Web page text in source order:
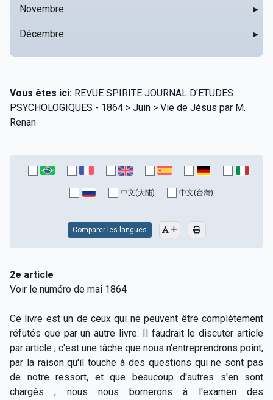
Novembre ▸
Décembre ▸
Vous êtes ici: REVUE SPIRITE JOURNAL D'ETUDES
PSYCHOLOGIQUES - 1864 > Juin > Vie de Jésus par M.
Renan
中文(大陆) 中文(台灣)
Comparer les langues
2e article
Voir le numéro de mai 1864
Ce livre est un de ceux qui ne peuvent être complètement
réfutés que par un autre livre. Il faudrait le discuter article
par article ; c'est une tâche que nous n'entreprendrons point,
par la raison qu'il touche à des questions qui ne sont pas
de notre ressort, et que beaucoup d'autres s'en sont
chargés ; nous nous bornerons à l'examen des